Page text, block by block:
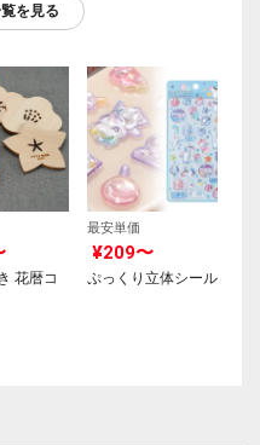
を見る
花暦コ
最安単価
¥209〜
ぷっくり立体シール